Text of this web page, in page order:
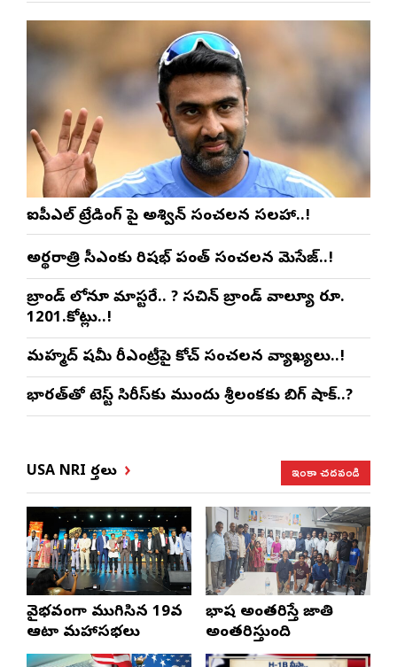
ఐపీఎల్ ట్రేడింగ్ పై అశ్విన్ సంచలన సలహా..!
అర్థరాత్రి సీఎంకు రిషభ్ పంత్ సంచలన మెసేజ్..!
బ్రాండ్ లోనూ మాస్టరే.. ? సచిన్ బ్రాండ్ వాల్యూ రూ.
1201.కోట్లు..!
మహ్మద్ షమీ రీఎంట్రీపై కోచ్ సంచలన వ్యాఖ్యలు..!
భారత్‌తో టెస్ట్ సిరీస్‌కు ముందు శ్రీలంకకు బిగ్ షాక్..?
USA NRI వార్తలు ఇంకా చదవండి
వైభవంగా ముగిసిన 19వ
ఆటా మహాసభలు
భాష అంతరిస్తే జాతి
అంతరిస్తుంది